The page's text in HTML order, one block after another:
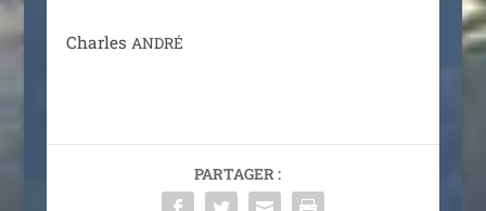
Charles ANDRÉ
PARTAGER :